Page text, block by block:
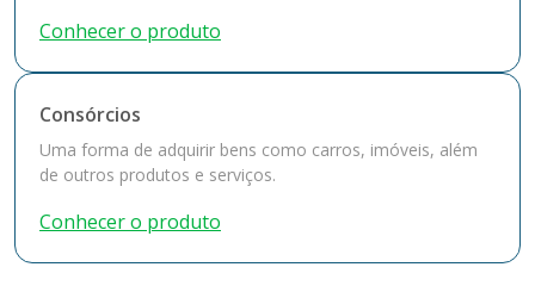
Conhecer o produto
Consórcios
Uma forma de adquirir bens como carros, imóveis, além
de outros produtos e serviços.
Conhecer o produto